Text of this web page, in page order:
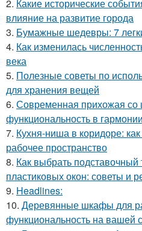
2. Какие исторические
влияние на развитие города
3. Бумажные шедевры: 7
4. Как изменилась
века
5. Полезные советы по
для хранения вещей
6. Современная прихожая
функциональность в гармонии
7. Кухня-ниша в коридоре:
рабочее пространство
8. Как выбрать
пластиковых окон: советы и
9. Headlines:
10. Деревянные шкафы для
функциональность на вашей